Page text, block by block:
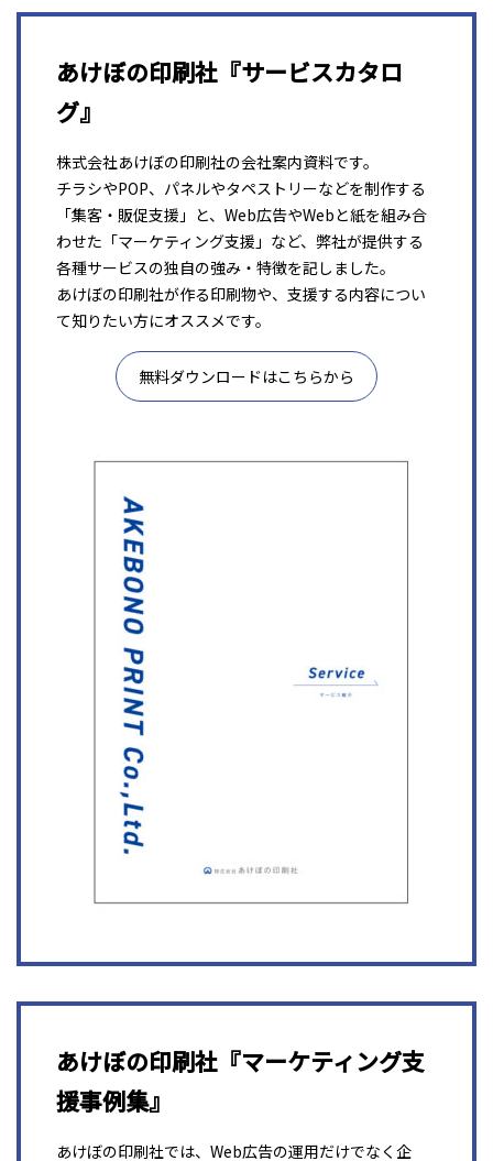
あけぼの印刷社『サービスカタロ
グ』
株式会社あけぼの印刷社の会社案内資料です。
チラシやPOP、パネルやタペストリーなどを制作する
「集客・販促支援」と、Web広告やWebと紙を組み合
わせた「マーケティング支援」など、弊社が提供する
各種サービスの独自の強み・特徴を記しました。
あけぼの印刷社が作る印刷物や、支援する内容につい
て知りたい方にオススメです。
無料ダウンロードはこちらから
あけぼの印刷社『マーケティング支
援事例集』
あけぼの印刷社では、Web広告の運用だけでなく企